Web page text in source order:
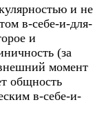
и не
в-себе-и-для-
и
(за
момент
общность
в-себе-и-